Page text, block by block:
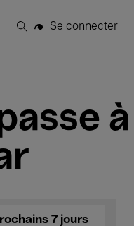
Rechercher
Se connecter
à
7 jours